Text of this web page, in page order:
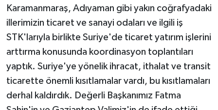
Karamanmaraş, Adıyaman gibi yakın coğrafyadaki
illerimizin ticaret ve sanayi odaları ve ilgili iş
STK'larıyla birlikte Suriye'de ticaret yatırım işlerini
arttırma konusunda koordinasyon toplantıları
yaptık. Suriye'ye yönelik ihracat, ithalat ve transit
ticarette önemli kısıtlamalar vardı, bu kısıtlamaları
derhal kaldırdık. Değerli Başkanımız Fatma